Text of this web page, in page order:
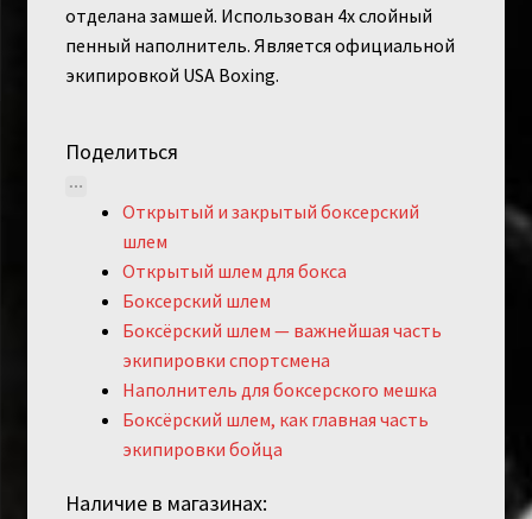
отделана замшей. Использован 4х слойный
пенный наполнитель. Является официальной
экипировкой USA Boxing.
Поделиться
Открытый и закрытый боксерский
шлем
Открытый шлем для бокса
Боксерский шлем
Боксёрский шлем — важнейшая часть
экипировки спортсмена
Наполнитель для боксерского мешка
Боксёрский шлем, как главная часть
экипировки бойца
Наличие в магазинах: